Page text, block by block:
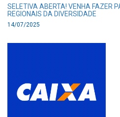
SELETIVA ABERTA! VENHA FAZER
REGIONAIS DA DIVERSIDADE
14/07/2025